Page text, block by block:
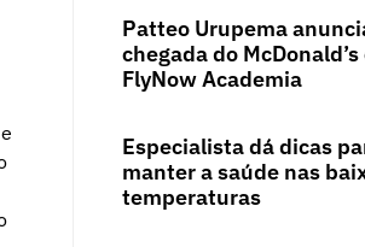
Patteo Urupema
chegada do McDonald’s
FlyNow Academia
Especialista dá dicas
manter a saúde nas
temperaturas